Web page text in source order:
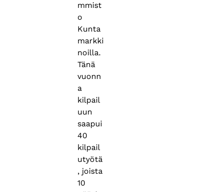
mmist
o
Kunta
markki
noilla.
Tänä
vuonn
a
kilpail
uun
saapui
40
kilpail
utyötä
, joista
10